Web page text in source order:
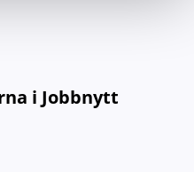
i Jobbnytt